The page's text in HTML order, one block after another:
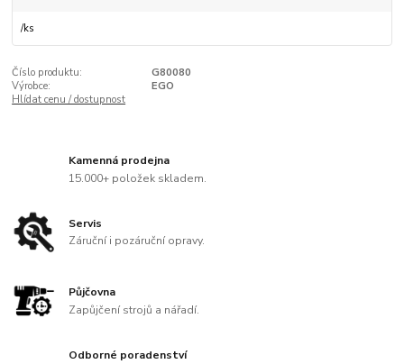
/ks
Číslo produktu:
G80080
Výrobce:
EGO
Hlídat cenu / dostupnost
Kamenná prodejna
15.000+ položek skladem.
Servis
Záruční i pozáruční opravy.
Půjčovna
Zapůjčení strojů a nářadí.
Odborné poradenství